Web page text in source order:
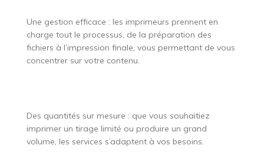
Une gestion efficace : les imprimeurs prennent en
charge tout le processus, de la préparation des
fichiers à l’impression finale, vous permettant de vous
concentrer sur votre contenu.
Des quantités sur mesure : que vous souhaitiez
imprimer un tirage limité ou produire un grand
volume, les services s’adaptent à vos besoins.